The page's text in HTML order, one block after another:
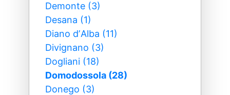
Demonte (3)
Desana (1)
Diano dʼAlba (11)
Divignano (3)
Dogliani (18)
Domodossola (28)
Donego (3)